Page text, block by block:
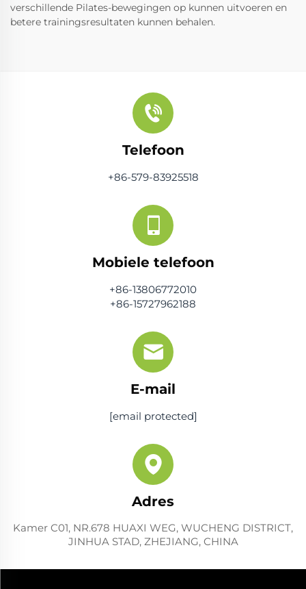
verschillende Pilates-bewegingen op kunnen uitvoeren en
betere trainingsresultaten kunnen behalen.
Telefoon
+86-579-83925518
Mobiele telefoon
+86-13806772010
+86-15727962188
E-mail
[email protected]
Adres
Kamer C01, NR.678 HUAXI WEG, WUCHENG DISTRICT,
JINHUA STAD, ZHEJIANG, CHINA